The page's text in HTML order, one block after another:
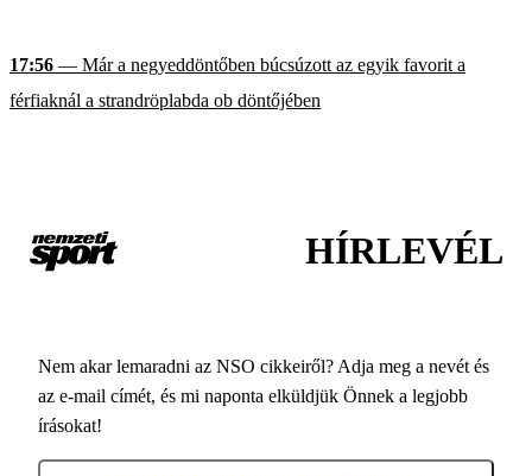
17:56 — Már a negyeddöntőben búcsúzott az egyik favorit a
férfiaknál a strandröplabda ob döntőjében
HÍRLEVÉL
Nem akar lemaradni az NSO cikkeiről? Adja meg a nevét és
az e-mail címét, és mi naponta elküldjük Önnek a legjobb
írásokat!